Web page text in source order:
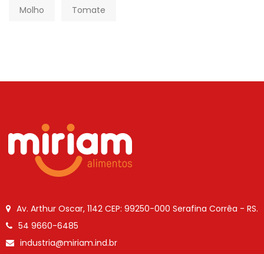
Molho Tomate
Av. Arthur Oscar, 1142 CEP: 99250-000 Serafina Corrêa - RS.
54 9660-6485
industria@miriam.ind.br